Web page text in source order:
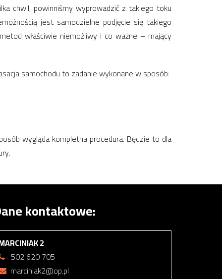
chwil, powinniśmy wyprowadzić z takiego toku
jest samodzielne podjęcie się takiego
właściwie niemożliwy i co ważne – mający
samochodu to zadanie wykonane w sposób:
wygląda kompletna procedura. Będzie to dla
kontaktowe:
2
502 620 705
marciniak2@op.pl